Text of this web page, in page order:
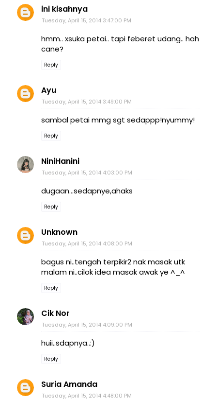
ini kisahnya
Tuesday, April 15, 2014 3:47:00 PM
hmm.. xsuka petai.. tapi feberet udang.. hah
cane?
Reply
Ayu
Tuesday, April 15, 2014 3:49:00 PM
sambal petai mmg sgt sedappp!nyummy!
Reply
NiniHanini
Tuesday, April 15, 2014 4:03:00 PM
dugaan...sedapnye,ahaks
Reply
Unknown
Tuesday, April 15, 2014 4:08:00 PM
bagus ni..tengah terpikir2 nak masak utk
malam ni..cilok idea masak awak ye ^_^
Reply
Cik Nor
Tuesday, April 15, 2014 4:09:00 PM
huii..sdapnya..:)
Reply
Suria Amanda
Tuesday, April 15, 2014 4:48:00 PM